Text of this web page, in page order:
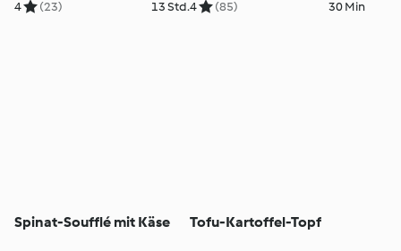
4 (23) 13 Std.4 (85) 30 Min
Spinat-Soufflé mit Käse Tofu-Kartoffel-Topf